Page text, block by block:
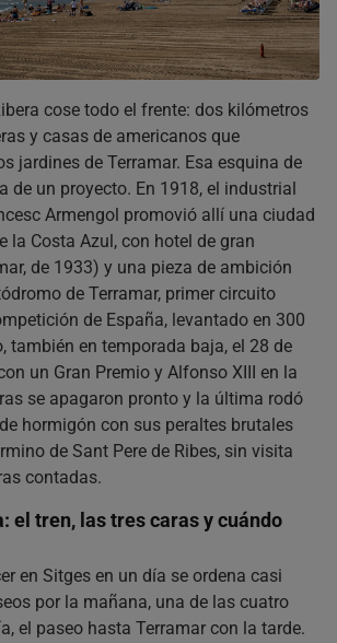
cose todo el frente: dos kilómetros
y casas de americanos que
jardines de Terramar. Esa esquina de
de un proyecto. En 1918, el industrial
Armengol promovió allí una ciudad
la Costa Azul, con hotel de gran
de 1933) y una pieza de ambición
de Terramar, primer circuito
de España, levantado en 300
también en temporada baja, el 28 de
un Gran Premio y Alfonso XIII en la
se apagaron pronto y la última rodó
hormigón con sus peraltes brutales
de Sant Pere de Ribes, sin visita
contadas.
el tren, las tres caras y cuándo
en Sitges en un día se ordena casi
por la mañana, una de las cuatro
el paseo hasta Terramar con la tarde.